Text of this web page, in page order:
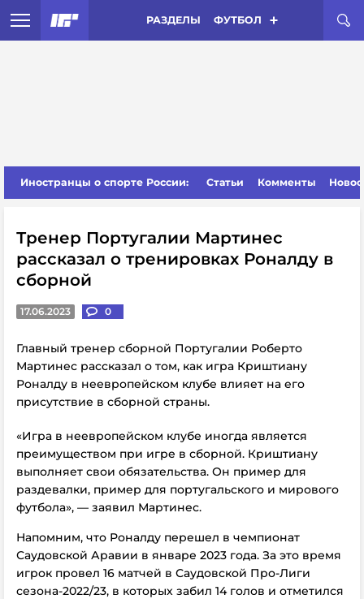
РАЗДЕЛЫ ФУТБОЛ
Иностранцы о спорте России: Статьи Комменты
Тренер Португалии Мартинес
рассказал о тренировках Роналду в
сборной
17.06.2023 0
Главный тренер сборной Португалии Роберто
Мартинес рассказал о том, как игра Криштиану
Роналду в неевропейском клубе влияет на его
присутствие в сборной страны.
«Игра в неевропейском клубе иногда является
преимуществом при игре в сборной. Криштиану
выполняет свои обязательства. Он пример для
раздевалки, пример для португальского и мирового
футбола», — заявил Мартинес.
Напомним, что Роналду перешел в чемпионат
Саудовской Аравии в январе 2023 года. За это время
игрок провел 16 матчей в Саудовской Про-Лиги
сезона-2022/23, в которых забил 14 голов и отметился